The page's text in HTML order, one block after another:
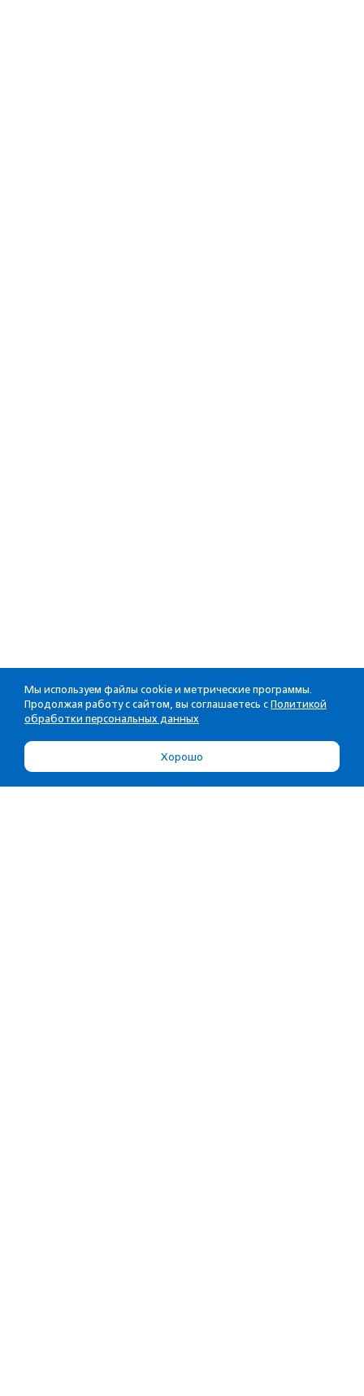
Мы используем файлы cookie и метрические программы.
Продолжая работу с сайтом, вы соглашаетесь с Политикой
обработки персональных данных
Хорошо